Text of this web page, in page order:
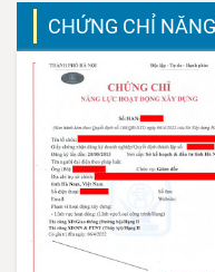
CHỨNG CHỈ